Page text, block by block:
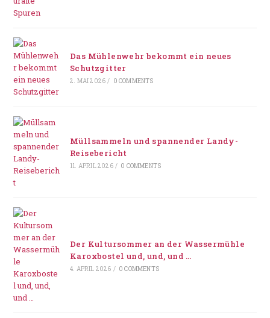
Das Mühlenwehr bekommt ein neues
Schutzgitter
2. MAI 2026 / 0 COMMENTS
Müllsammeln und spannender Landy-
Reisebericht
11. APRIL 2026 / 0 COMMENTS
Der Kultursommer an der Wassermühle
Karoxbostel und, und, und …
4. APRIL 2026 / 0 COMMENTS